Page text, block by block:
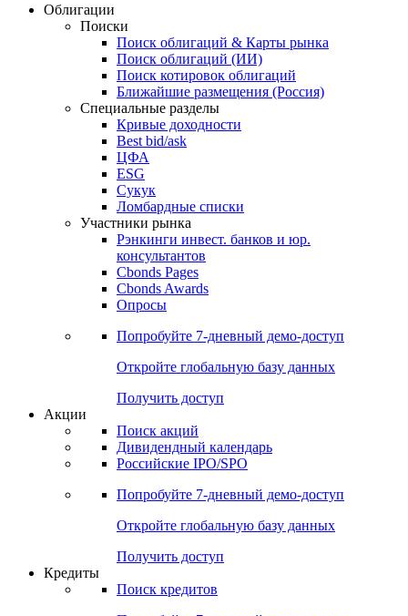
Облигации
Поиски
Поиск облигаций & Карты рынка
Поиск облигаций (ИИ)
Поиск котировок облигаций
Ближайшие размещения (Россия)
Специальные разделы
Кривые доходности
Best bid/ask
ЦФА
ESG
Сукук
Ломбардные списки
Участники рынка
Рэнкинги инвест. банков и юр.
консультантов
Cbonds Pages
Cbonds Awards
Опросы
Попробуйте 7-дневный демо-доступ
Откройте глобальную базу данных
Получить доступ
Акции
Поиск акций
Дивидендный календарь
Российские IPO/SPO
Попробуйте 7-дневный демо-доступ
Откройте глобальную базу данных
Получить доступ
Кредиты
Поиск кредитов